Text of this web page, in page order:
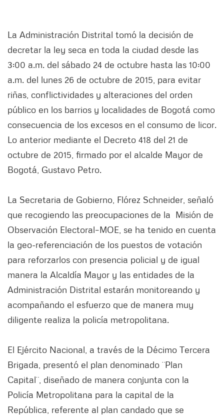
La Administración Distrital tomó la decisión de
decretar la ley seca en toda la ciudad desde las
3:00 a.m. del sábado 24 de octubre hasta las 10:00
a.m. del lunes 26 de octubre de 2015, para evitar
riñas, conflictividades y alteraciones del orden
público en los barrios y localidades de Bogotá como
consecuencia de los excesos en el consumo de licor.
Lo anterior mediante el Decreto 418 del 21 de
octubre de 2015, firmado por el alcalde Mayor de
Bogotá, Gustavo Petro.
La Secretaria de Gobierno, Flórez Schneider, señaló
que recogiendo las preocupaciones de la Misión de
Observación Electoral–MOE, se ha tenido en cuenta
la geo-referenciación de los puestos de votación
para reforzarlos con presencia policial y de igual
manera la Alcaldía Mayor y las entidades de la
Administración Distrital estarán monitoreando y
acompañando el esfuerzo que de manera muy
diligente realiza la policía metropolitana.
El Ejército Nacional, a través de la Décimo Tercera
Brigada, presentó el plan denominado ¨Plan
Capital¨, diseñado de manera conjunta con la
Policía Metropolitana para la capital de la
República, referente al plan candado que se